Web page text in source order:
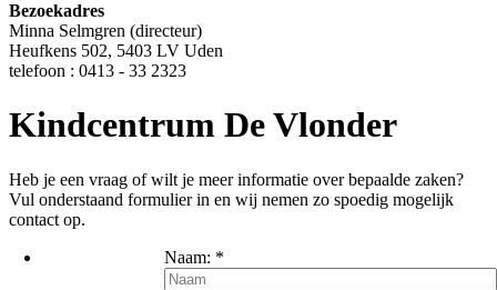
Bezoekadres
Minna Selmgren (directeur)
Heufkens 502, 5403 LV Uden
telefoon : 0413 - 33 2323
Kindcentrum De Vlonder
Heb je een vraag of wilt je meer informatie over bepaalde zaken?
Vul onderstaand formulier in en wij nemen zo spoedig mogelijk
contact op.
Naam: *